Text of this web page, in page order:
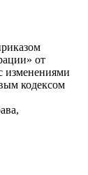
от
изменениями
кодексом